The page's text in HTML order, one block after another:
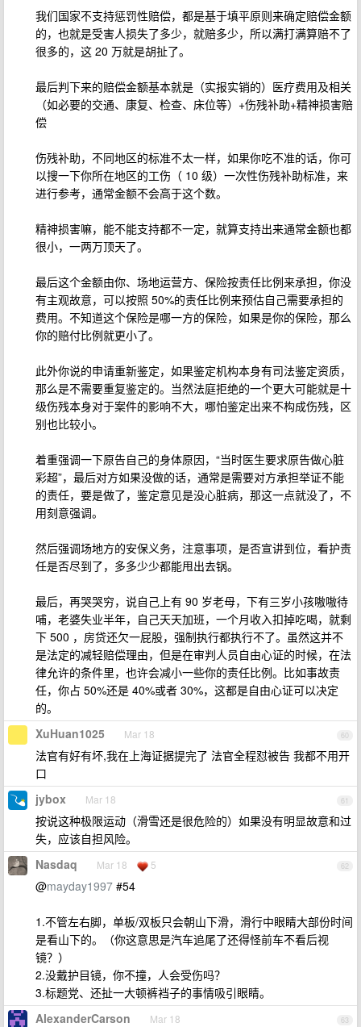
我们国家不支持惩罚性赔偿，都是基于填平原则来确定赔偿金额
的，也就是受害人损失了多少，就赔多少，所以满打满算赔不了
很多的，这 20 万就是胡扯了。
最后判下来的赔偿金额基本就是（实报实销的）医疗费用及相关
（如必要的交通、康复、检查、床位等）+伤残补助+精神损害赔
偿
伤残补助，不同地区的标准不太一样，如果你吃不准的话，你可
以搜一下你所在地区的工伤（ 10 级）一次性伤残补助标准，来
进行参考，通常金额不会高于这个数。
精神损害嘛，能不能支持都不一定，就算支持出来通常金额也都
很小，一两万顶天了。
最后这个金额由你、场地运营方、保险按责任比例来承担，你没
有主观故意，可以按照 50%的责任比例来预估自己需要承担的
费用。不知道这个保险是哪一方的保险，如果是你的保险，那么
你的赔付比例就更小了。
此外你说的申请重新鉴定，如果鉴定机构本身有司法鉴定资质，
那么是不需要重复鉴定的。当然法庭拒绝的一个更大可能就是十
级伤残本身对于案件的影响不大，哪怕鉴定出来不构成伤残，区
别也比较小。
着重强调一下原告自己的身体原因，“当时医生要求原告做心脏
彩超”，最后对方如果没做的话，通常是需要对方承担举证不能
的责任，要是做了，鉴定意见是没心脏病，那这一点就没了，不
用刻意强调。
然后强调场地方的安保义务，注意事项，是否宣讲到位，看护责
任是否尽到了，多多少少都能甩出去锅。
最后，再哭哭穷，说自己上有 90 岁老母，下有三岁小孩嗷嗷待
哺，老婆失业半年，自己天天加班，一个月收入扣掉吃喝，就剩
下 500 ，房贷还欠一屁股，强制执行都执行不了。虽然这并不
是法定的减轻赔偿理由，但是在审判人员自由心证的时候，在法
律允许的条件里，也许会减小一些你的责任比例。比如事故责
任，你占 50%还是 40%或者 30%，这都是自由心证可以决定
的。
60
XuHuan1025 Mar 18
法官有好有坏,我在上海证据提完了 法官全程怼被告 我都不用开
口
61
jybox Mar 18
按说这种极限运动（滑雪还是很危险的）如果没有明显故意和过
失，应该自担风险。
62
Nasdaq Mar 18 5
@mayday1997 #54
1.不管左右脚，单板/双板只会朝山下滑，滑行中眼睛大部份时间
是看山下的。（你这意思是汽车追尾了还得怪前车不看后视
镜？）
2.没戴护目镜，你不撞，人会受伤吗？
3.标题党、还扯一大顿裤裆子的事情吸引眼睛。
63
AlexanderCarson Mar 18